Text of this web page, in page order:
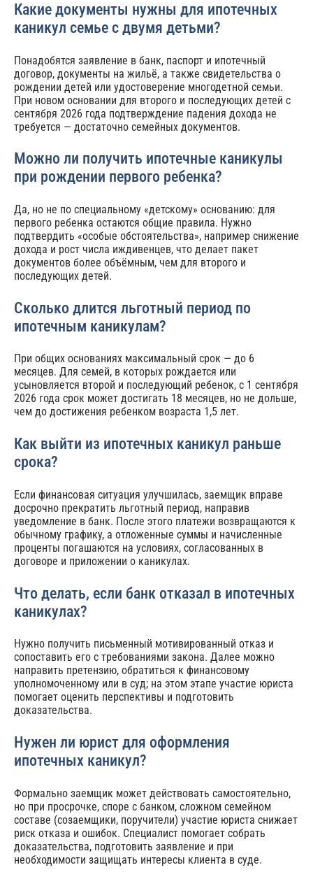
Какие документы нужны для ипотечных
каникул семье с двумя детьми?
Понадобятся заявление в банк, паспорт и ипотечный
договор, документы на жильё, а также свидетельства о
рождении детей или удостоверение многодетной семьи.
При новом основании для второго и последующих детей с
сентября 2026 года подтверждение падения дохода не
требуется — достаточно семейных документов.
Можно ли получить ипотечные каникулы
при рождении первого ребенка?
Да, но не по специальному «детскому» основанию: для
первого ребенка остаются общие правила. Нужно
подтвердить «особые обстоятельства», например снижение
дохода и рост числа иждивенцев, что делает пакет
документов более объёмным, чем для второго и
последующих детей.
Сколько длится льготный период по
ипотечным каникулам?
При общих основаниях максимальный срок — до 6
месяцев. Для семей, в которых рождается или
усыновляется второй и последующий ребенок, с 1 сентября
2026 года срок может достигать 18 месяцев, но не дольше,
чем до достижения ребенком возраста 1,5 лет.
Как выйти из ипотечных каникул раньше
срока?
Если финансовая ситуация улучшилась, заемщик вправе
досрочно прекратить льготный период, направив
уведомление в банк. После этого платежи возвращаются к
обычному графику, а отложенные суммы и начисленные
проценты погашаются на условиях, согласованных в
договоре и приложении о каникулах.
Что делать, если банк отказал в ипотечных
каникулах?
Нужно получить письменный мотивированный отказ и
сопоставить его с требованиями закона. Далее можно
направить претензию, обратиться к финансовому
уполномоченному или в суд; на этом этапе участие юриста
помогает оценить перспективы и подготовить
доказательства.
Нужен ли юрист для оформления
ипотечных каникул?
Формально заемщик может действовать самостоятельно,
но при просрочке, споре с банком, сложном семейном
составе (созаемщики, поручители) участие юриста снижает
риск отказа и ошибок. Специалист помогает собрать
доказательства, подготовить заявление и при
необходимости защищать интересы клиента в суде.